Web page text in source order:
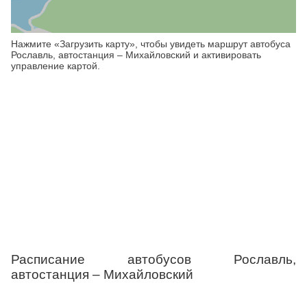
Нажмите «Загрузить карту», чтобы увидеть маршрут автобуса
Рославль, автостанция – Михайловский и активировать
управление картой.
Расписание автобусов Рославль,
автостанция – Михайловский